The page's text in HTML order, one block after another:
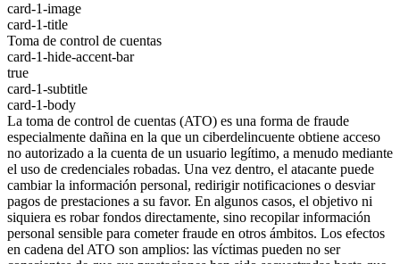
card-1-image
card-1-title
Toma de control de cuentas
card-1-hide-accent-bar
true
card-1-subtitle
card-1-body
La toma de control de cuentas (ATO) es una forma de fraude
especialmente dañina en la que un ciberdelincuente obtiene acceso
no autorizado a la cuenta de un usuario legítimo, a menudo mediante
el uso de credenciales robadas. Una vez dentro, el atacante puede
cambiar la información personal, redirigir notificaciones o desviar
pagos de prestaciones a su favor. En algunos casos, el objetivo ni
siquiera es robar fondos directamente, sino recopilar información
personal sensible para cometer fraude en otros ámbitos. Los efectos
en cadena del ATO son amplios: las víctimas pueden no ser